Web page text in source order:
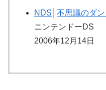
NDS │不思議のダ
ニンテンドーDS
2006年12月14日